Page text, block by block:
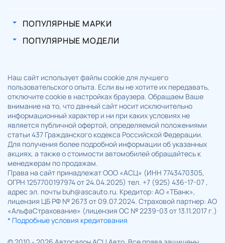
ПОПУЛЯРНЫЕ МАРКИ
ПОПУЛЯРНЫЕ МОДЕЛИ
Наш сайт использует файлы cookie для лучшего
пользовательского опыта. Если вы не хотите их передавать,
отключите cookie в настройках браузера. Обращаем Ваше
внимание на то, что данный сайт носит исключительно
информационный характер и ни при каких условиях не
является публичной офертой, определяемой положениями
статьи 437 Гражданского кодекса Российской Федерации.
Для получения более подробной информации об указанных
акциях, а также о стоимости автомобилей обращайтесь к
менеджерам по продажам.
Права на сайт принадлежат ООО «АСЦ» (ИНН 7743470305,
ОГРН 1257700197974 от 24.04.2025) тел. +7 (925) 436-17-07 ,
адрес эл. почты buh@ascauto.ru. Кредитор: АО «ТБанк»,
лицензия ЦБ РФ № 2673 от 09.07.2024. Страховой партнер: АО
«АльфаСтрахование» (лицензия ОС № 2239-03 от 13.11.2017 г.)
* Подробные условия кредитования